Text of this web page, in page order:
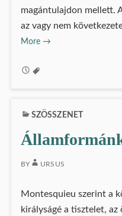
magántulajdon mellett.
az vagy nem
More A
→
SZÖSSZENET
BY URSUS
Montesquieu szerint a
királyságé a tisztelet,